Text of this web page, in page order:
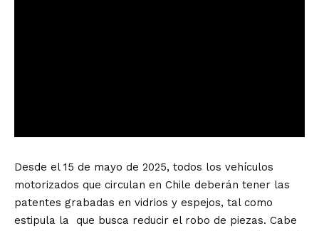
Desde el 15 de mayo de 2025, todos los vehículos
motorizados que circulan en Chile deberán tener las
patentes grabadas en vidrios y espejos, tal como
estipula la que busca reducir el robo de piezas. Cabe